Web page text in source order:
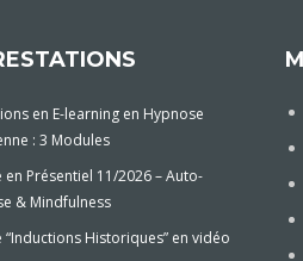
en E-learning en Hypnose
: 3 Modules
en Présentiel 11/2026 – Auto-
& Mindfulness
“Inductions Historiques” en vidéo